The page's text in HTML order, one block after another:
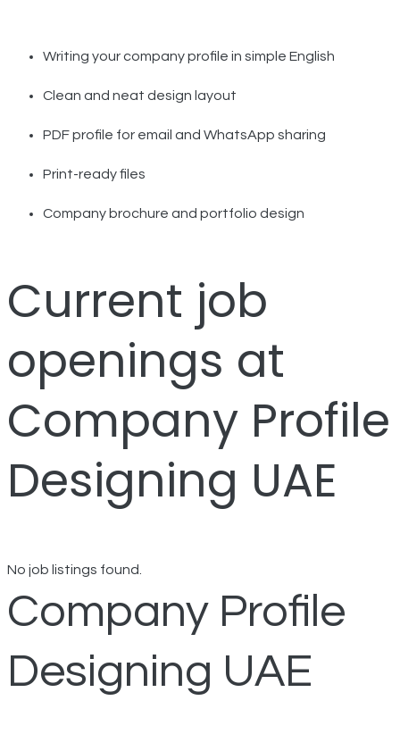
Writing your company profile in simple English
Clean and neat design layout
PDF profile for email and WhatsApp sharing
Print-ready files
Company brochure and portfolio design
Current job
openings at
Company Profile
Designing UAE
No job listings found.
Company Profile
Designing UAE